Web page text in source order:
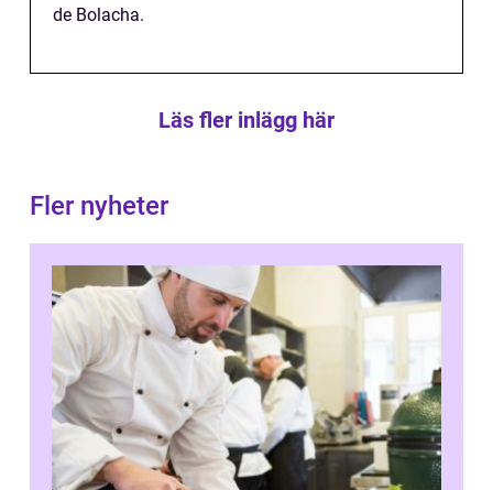
de Bolacha.
Läs fler inlägg här
Fler nyheter